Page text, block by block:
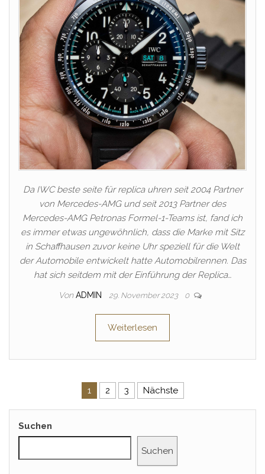
Da IWC beste seite für replica uhren seit 2004 Partner
von Mercedes-AMG und seit 2013 Partner des
Mercedes-AMG Petronas Formel-1-Teams ist, fand ich
es immer etwas ungewöhnlich, dass die Marke mit Sitz
in Schaffhausen zuvor keine Uhr speziell für die Welt
der Automobile entwickelt hatte Automobilrennen. Das
hat sich seitdem mit der Einführung der Replica…
Von ADMIN 29. November 2023 0
Weiterlesen
Seitennummerierung der
1 2 3 Nächste
Suchen
Suchen